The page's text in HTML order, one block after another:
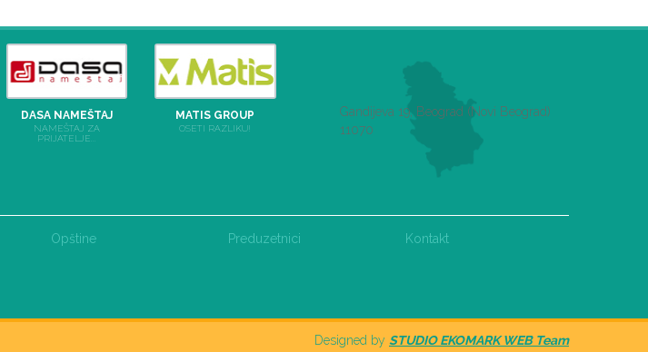
DASA NAMEŠTAJ
NAMEŠTAJ ZA
PRIJATELJE...
MATIS GROUP
OSETI RAZLIKU!
Gandijeva 19, Beograd (Novi Beograd)
11070
Opštine Preduzetnici Kontakt
Designed by STUDIO EKOMARK WEB Team